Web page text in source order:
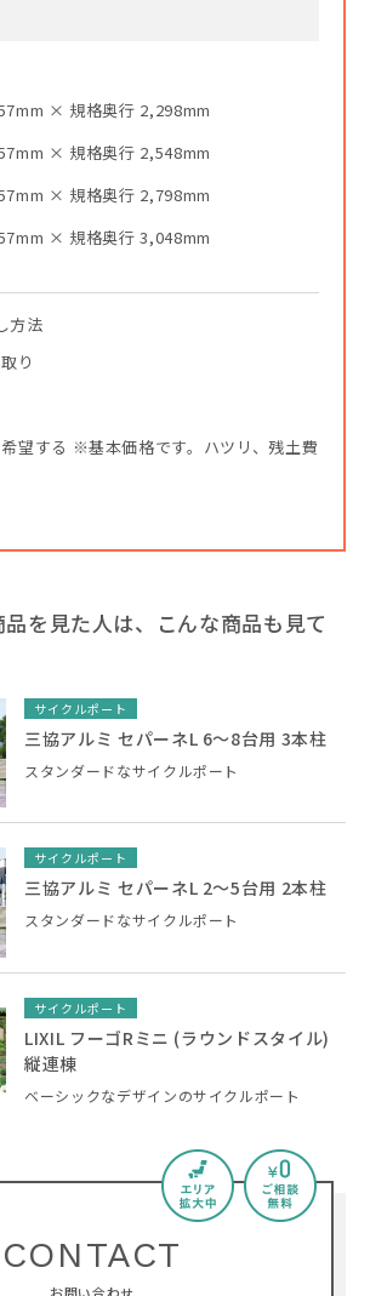
× 規格奥行 2,298mm
× 規格奥行 2,548mm
× 規格奥行 2,798mm
× 規格奥行 3,048mm
方法
り
望する ※基本価格です。ハツリ、残土費
品を見た人は、こんな商品も見て
サイクルポート
三協アルミ セパーネL 6～8台用 3本柱
スタンダードなサイクルポート
サイクルポート
三協アルミ セパーネL 2～5台用 2本柱
スタンダードなサイクルポート
サイクルポート
LIXIL フーゴRミニ (ラウンドスタイル)
縦連棟
ベーシックなデザインのサイクルポート
CONTACT